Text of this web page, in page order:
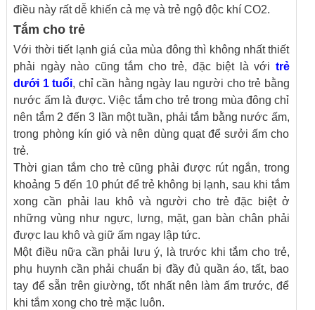
điều này rất dễ khiến cả mẹ và trẻ ngộ độc khí CO2.
Tắm cho trẻ
Với thời tiết lạnh giá của mùa đông thì không nhất thiết
phải ngày nào cũng tắm cho trẻ, đặc biệt là với trẻ
dưới 1 tuổi, chỉ cần hằng ngày lau người cho trẻ bằng
nước ấm là được. Việc tắm cho trẻ trong mùa đông chỉ
nên tắm 2 đến 3 lần một tuần, phải tắm bằng nước ấm,
trong phòng kín gió và nên dùng quạt để sưởi ấm cho
trẻ.
Thời gian tắm cho trẻ cũng phải được rút ngắn, trong
khoảng 5 đến 10 phút để trẻ không bị lạnh, sau khi tắm
xong cần phải lau khô và người cho trẻ đặc biệt ở
những vùng như ngực, lưng, mặt, gan bàn chân phải
được lau khô và giữ ấm ngay lập tức.
Một điều nữa cần phải lưu ý, là trước khi tắm cho trẻ,
phụ huynh cần phải chuẩn bị đầy đủ quần áo, tất, bao
tay để sẵn trên giường, tốt nhất nên làm ấm trước, để
khi tắm xong cho trẻ mặc luôn.